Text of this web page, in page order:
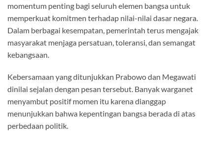
momentum penting bagi seluruh elemen bangsa untuk
memperkuat komitmen terhadap nilai-nilai dasar negara.
Dalam berbagai kesempatan, pemerintah terus mengajak
masyarakat menjaga persatuan, toleransi, dan semangat
kebangsaan.
Kebersamaan yang ditunjukkan Prabowo dan Megawati
dinilai sejalan dengan pesan tersebut. Banyak warganet
menyambut positif momen itu karena dianggap
menunjukkan bahwa kepentingan bangsa berada di atas
perbedaan politik.